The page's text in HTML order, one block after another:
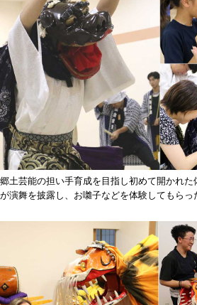
郷土芸能の担い手育成を目指し初めて開かれ
が演舞を披露し、お囃子などを体験してもらっ